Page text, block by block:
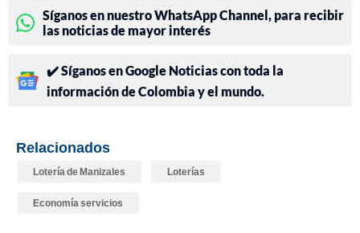
Síganos en nuestro WhatsApp Channel, para recibir
las noticias de mayor interés
✔️ Síganos en Google Noticias con toda la
información de Colombia y el mundo.
Relacionados
Lotería de Manizales Loterías
Economía servicios